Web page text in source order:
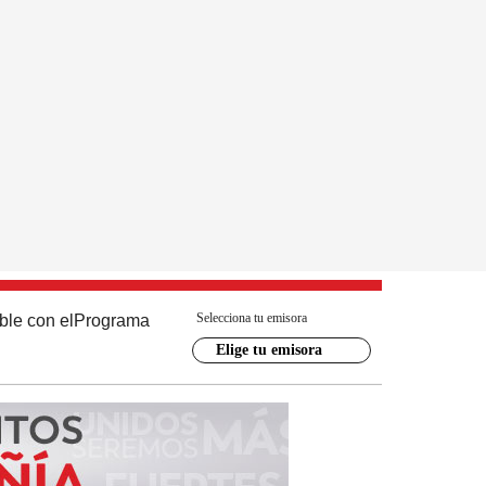
con el Programa Selecciona tu emisora
Elige tu emisora